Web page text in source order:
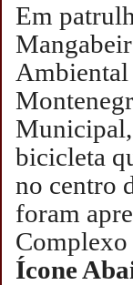
Em
bicicleta
no centro
foram
Ícone